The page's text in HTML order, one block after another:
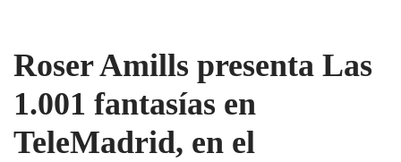
Roser Amills presenta Las
1.001 fantasías en
TeleMadrid, en el